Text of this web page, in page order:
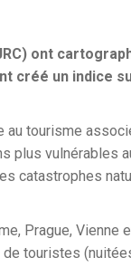
ont
créé un indice
tourisme
plus vulnérables
catastrophes
Prague,
touristes